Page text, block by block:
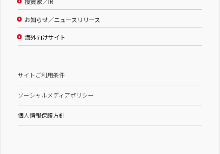
お知らせ／ニュースリリース
海外向けサイト
サイトご利用条件
ソーシャルメディアポリシー
個人情報保護方針